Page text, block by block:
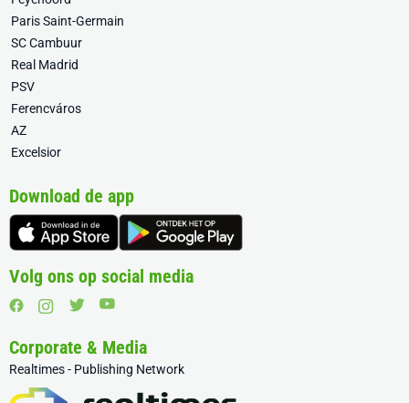
Paris Saint-Germain
SC Cambuur
Real Madrid
PSV
Ferencváros
AZ
Excelsior
Download de app
Volg ons op social media
Corporate & Media
Realtimes - Publishing Network